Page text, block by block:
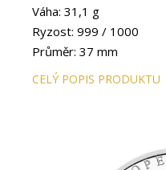
Váha: 31,1 g
Ryzost: 999 / 1000
Průměr: 37 mm
CELÝ POPIS PRODUKTU